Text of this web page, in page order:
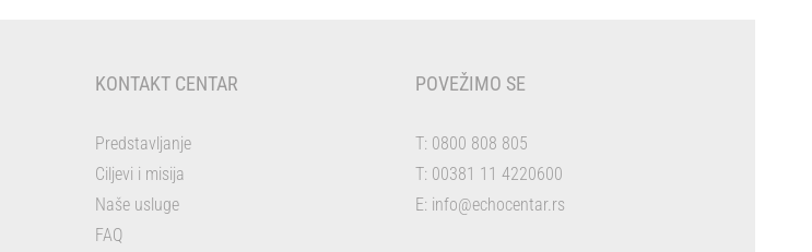
KONTAKT CENTAR
Predstavljanje
Ciljevi i misija
Naše usluge
FAQ
POVEŽIMO SE
T: 0800 808 805
T: 00381 11 4220600
E: info@echocentar.rs